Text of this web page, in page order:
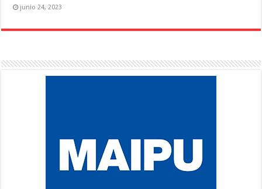
junio 24, 2023